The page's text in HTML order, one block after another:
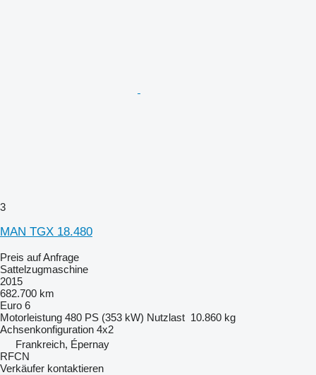
3
MAN TGX 18.480
Preis auf Anfrage
Sattelzugmaschine
2015
682.700 km
Euro 6
Motorleistung 480 PS (353 kW) Nutzlast 10.860 kg
Achsenkonfiguration 4x2
Frankreich, Épernay
RFCN
Verkäufer kontaktieren